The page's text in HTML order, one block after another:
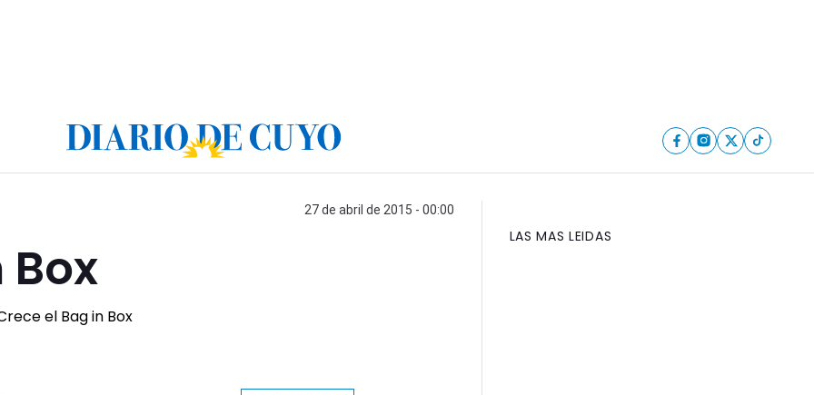
27 de abril de 2015 - 00:00
LAS MAS LEIDAS